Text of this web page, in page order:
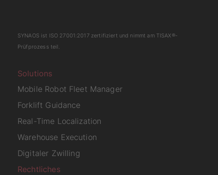
Solutions
Mobile Robot Fleet Manager
Forklift Guidance
Real-Time Localization
Warehouse Execution
Digitaler Zwilling
Rechtliches
SYNAOS ist ISO 27001:2017zertifiziert und nimmt am TISAX®-
Prüfprozess teil.